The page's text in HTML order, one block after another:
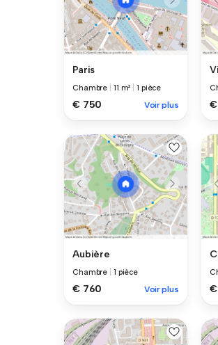
Paris
Chambre 11 m² |1 pièce
€ 750 Voir plus €
Aubière
Chambre 1 pièce
€ 760 Voir plus €